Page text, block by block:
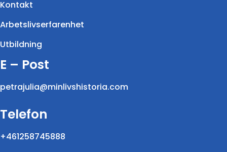
Kontakt
Arbetslivserfarenhet
Utbildning
E – Post
petrajulia@minlivshistoria.com
Telefon
+461258745888